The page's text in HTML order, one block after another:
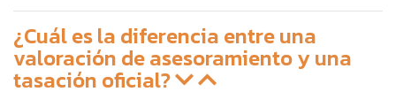
¿Cuál es la diferencia entre una
valoración de asesoramiento y una
tasación oficial?